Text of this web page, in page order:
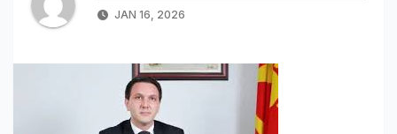
JAN 16, 2026